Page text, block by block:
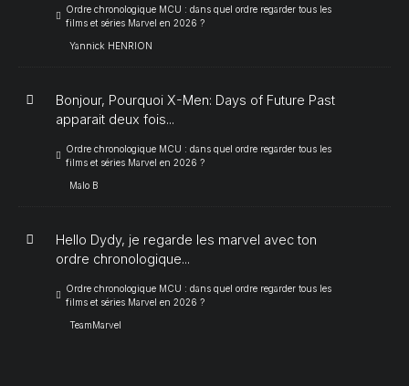
Ordre chronologique MCU : dans quel ordre regarder tous les
films et séries Marvel en 2026 ?
Yannick HENRION
Bonjour, Pourquoi X-Men: Days of Future Past
apparait deux fois...
Ordre chronologique MCU : dans quel ordre regarder tous les
films et séries Marvel en 2026 ?
Malo B
Hello Dydy, je regarde les marvel avec ton
ordre chronologique...
Ordre chronologique MCU : dans quel ordre regarder tous les
films et séries Marvel en 2026 ?
TeamMarvel